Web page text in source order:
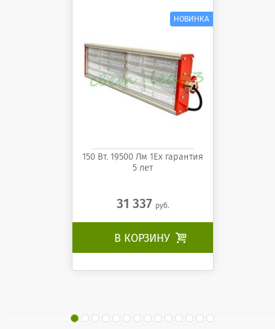
150 Вт. 19500 Лм 1Ех гарантия
5 лет
31 337 руб.
В КОРЗИНУ 